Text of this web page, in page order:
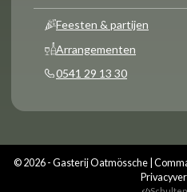
Feesten & partijen
Arrangementen
0541 29 13 30
© 2026 - Gasterij Oatmössche |